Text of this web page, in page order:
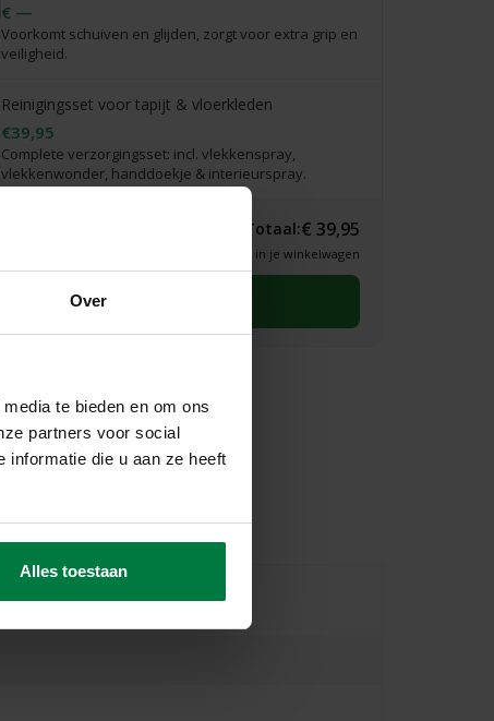
Over
te bieden en om ons
partners voor social
informatie die u aan ze heeft
Alles toestaan
€ —
Voorkomt schuiven en glijden, zorgt voor extra grip en
veiligheid.
Reinigingsset voor tapijt & vloerkleden
€39,95
Complete verzorgingsset: incl. vlekkenspray,
vlekkenwonder, handdoekje & interieurspray.
Totaal:€ 39,95
* Definitieve prijs zie je in je winkelwagen
Selecteer eerst een maat